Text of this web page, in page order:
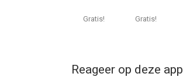
Gratis! Gratis!
Reageer op deze app